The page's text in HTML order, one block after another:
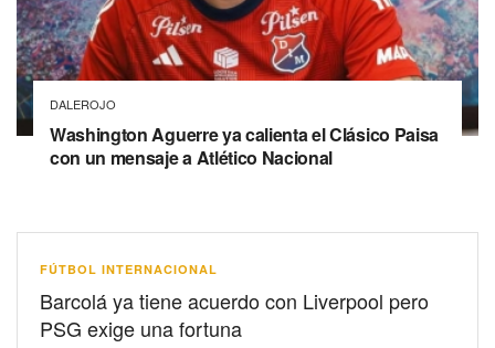
DALEROJO
Washington Aguerre ya calienta el Clásico Paisa
con un mensaje a Atlético Nacional
FÚTBOL INTERNACIONAL
Barcolá ya tiene acuerdo con Liverpool pero
PSG exige una fortuna